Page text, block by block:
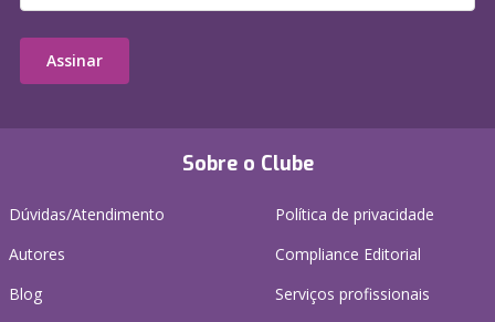
Sobre o Clube
Dúvidas/Atendimento
Autores
Blog
Política de privacidade
Compliance Editorial
Serviços profissionais
Assinar